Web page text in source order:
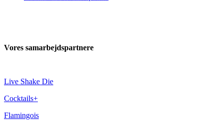
Vores samarbejdspartnere
Live Shake Die
Cocktails+
Flamingois